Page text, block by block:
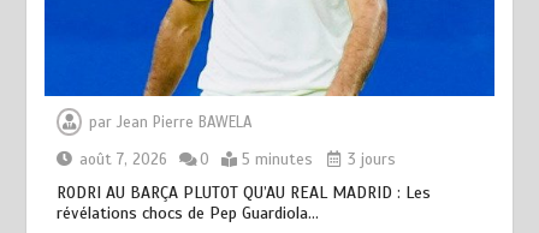
parJean Pierre BAWELA
août 7, 2026
0 5 minutes 3 jours
RODRI AU BARÇA PLUTOT QU’AU REAL MADRID : Les
révélations chocs de Pep Guardiola…